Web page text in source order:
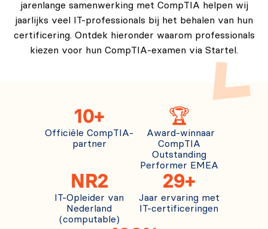
jarenlange samenwerking met CompTIA helpen wij
jaarlijks veel IT-professionals bij het behalen van hun
certificering. Ontdek hieronder waarom professionals
kiezen voor hun CompTIA-examen via Startel.
10+
Officiële CompTIA-
partner
🏆
Award-winnaar
CompTIA
Outstanding
Performer EMEA
NR2
IT-Opleider van
Nederland
(computable)
29+
Jaar ervaring met
IT-certificeringen